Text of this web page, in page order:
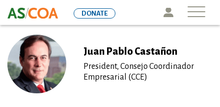
to
Icon
DONATE
Juan Pablo Castañon
President, Consejo Coordinador
Empresarial (CCE)